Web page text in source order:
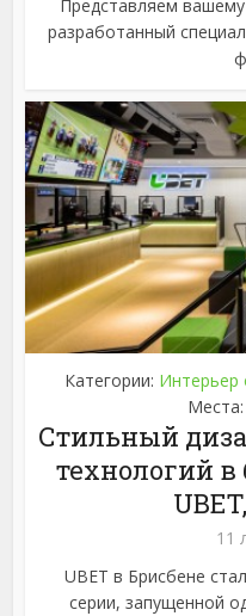
Представляем
разработанный
Категории: Интерьер
Места:
Стильный
технологий
11
UBET в Брисбене
серии, запущенной